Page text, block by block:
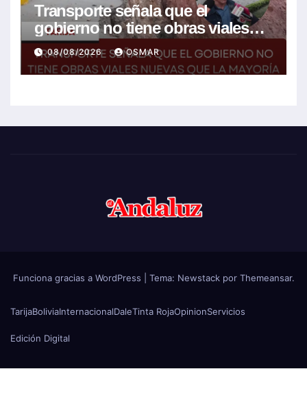
Transporte señala que el
gobierno no tiene obras viales
nuevas que la mayoría son de la
anterior gestión
08/08/2026 OSMAR
Funciona gracias a WordPress Tema: Newstackpor Themeansar.
TarijaBoliviaInternacionalDaleTinta RojaOpinionServicios
Edición Digital